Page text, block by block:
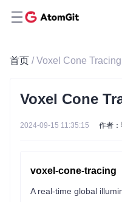
首页 / Voxel Cone
Voxel Cone
2024-09-15 11:35:15 作者
voxel-cone-tracing